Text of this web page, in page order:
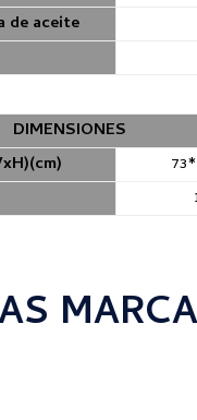
de aceite
DIMENSIONES